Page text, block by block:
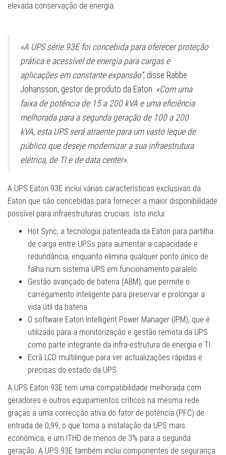
elevada conservação de energia.
«A UPS série 93E foi concebida para oferecer proteção
prática e acessível de energia para cargas e
aplicações em constante expansão”, disse Rabbe
Johansson, gestor de produto da Eaton. «Com uma
faixa de potência de 15 a 200 kVA e uma eficiência
melhorada para a segunda geração de 100 a 200
kVA, esta UPS será atraente para um vasto leque de
público que deseje modernizar a sua infraestrutura
elétrica, de TI e de data center».
A UPS Eaton 93E inclui várias características exclusivas da
Eaton que são concebidas para fornecer a maior disponibilidade
possível para infraestruturas cruciais. Isto inclui:
Hot Sync, a tecnologia patenteada da Eaton para partilha
de carga entre UPSs para aumentar a capacidade e
redundância, enquanto elimina qualquer ponto único de
falha num sistema UPS em funcionamento paralelo.
Gestão avançado de bateria (ABM), que permite o
carregamento inteligente para preservar e prolongar a
vida útil da bateria
O software Eaton Intelligent Power Manager (IPM), que é
utilizado para a monitorização e gestão remota da UPS
como parte integrante da infra-estrutura de energia e TI.
Ecrã LCD multilingue para ver actualizações rápidas e
precisas do estado da UPS
A UPS Eaton 93E tem uma compatibilidade melhorada com
geradores e outros equipamentos críticos na mesma rede
graças a uma correcção ativa do fator de potência (PFC) de
entrada de 0,99, o que torna a instalação da UPS mais
económica, e um ITHD de menos de 3% para a segunda
geração. A UPS 93E também inclui componentes de segurança